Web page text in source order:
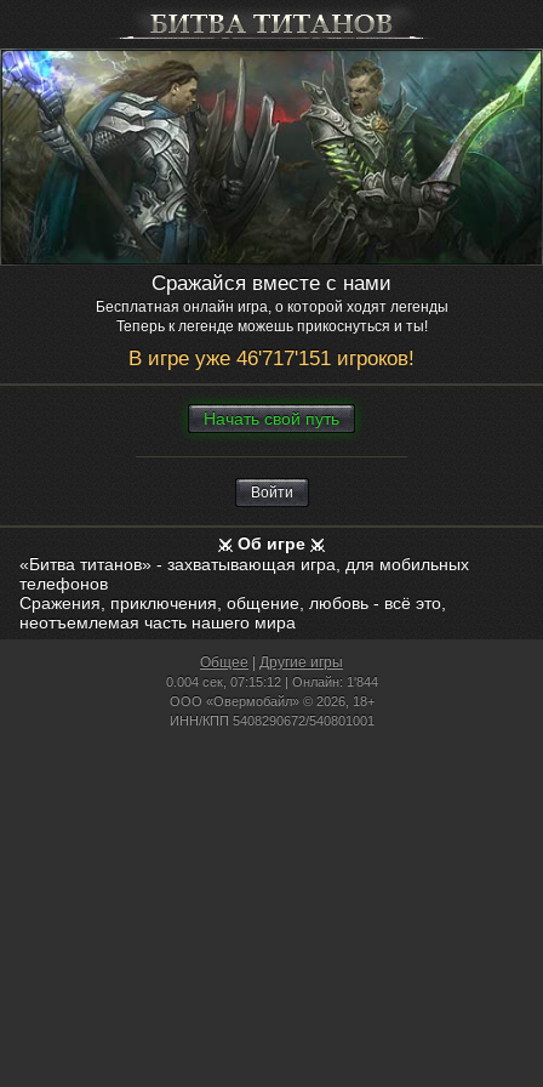
Сражайся вместе с нами
Бесплатная онлайн игра, о которой ходят легенды
Теперь к легенде можешь прикоснуться и ты!
В игре уже 46'717'151 игроков!
Нaчaть свой путь
Войти
Об игре
«Битва титанов» - захватывающая игра, для мобильных
телефонов
Сражения, приключения, общение, любовь - всё это,
неотъемлемая часть нашего мира
Общее Другие игры
0.004 сек, 07:15:12 | Онлайн: 1'844
ООО «Овермобайл» © 2026, 18+
ИНН/КПП 5408290672/540801001